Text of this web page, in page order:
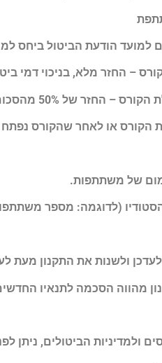
למועד הודעת הביטול ביחס
של משתתפות.
(לדוגמה: מספר
ולשנות את התקנון מעת
מהווה הסכמה לתנאיו
ולמדיניות הביטולים, ניתן